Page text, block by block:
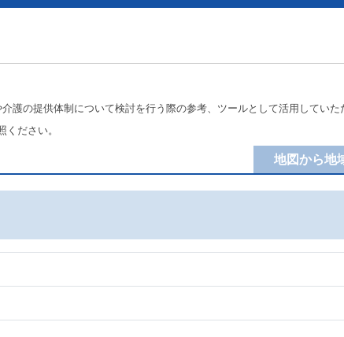
護の提供体制について検討を行う際の参考、ツールとして活用してい
ください。
地図から地